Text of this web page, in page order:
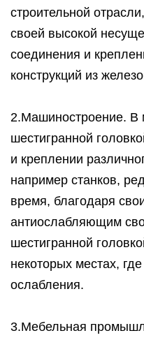
строительной
своей высокой
соединения и
конструкций из
2.Машиностроение. В
шестигранной
и креплении
например станков,
время, благодаря
антиослабляющим
шестигранной
некоторых местах,
ослабления.
3.Мебельная